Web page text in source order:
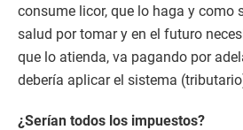
consume licor, que lo haga y como
salud por tomar y en el futuro
que lo atienda, va pagando por
debería aplicar el sistema
¿Serían todos los impuestos?